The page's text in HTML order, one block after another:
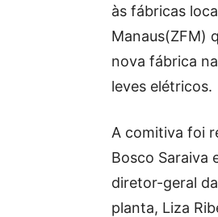
às fábricas
Manaus(ZFM)
nova fábrica
leves elétricos.
A comitiva foi
Bosco Saraiva
diretor-geral
planta, Liza